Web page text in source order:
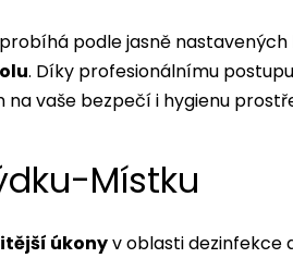
probíhá podle jasně
. Díky profesionálnímu
vaše bezpečí i hygienu
Místku
úkonyv oblasti dezinfekce